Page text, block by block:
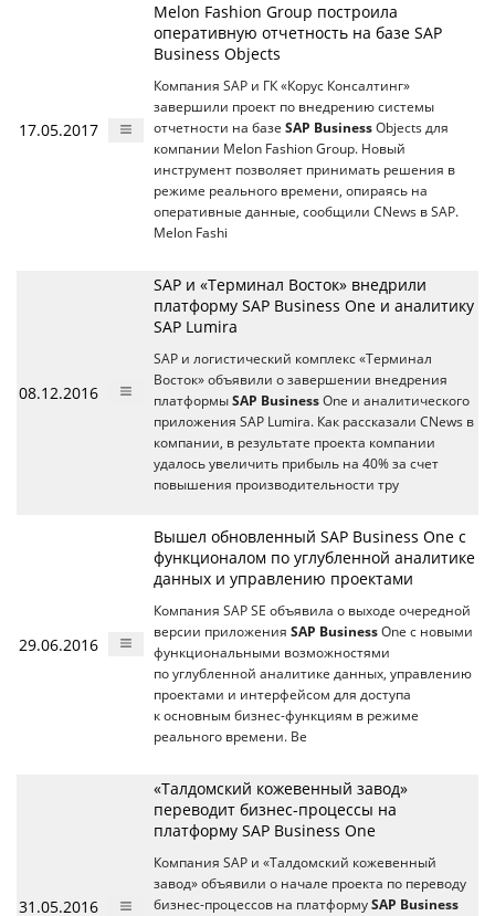
17.05.2017
Melon Fashion Group построила
оперативную отчетность на базе SAP
Business Objects
Компания SAP и ГК «Корус Консалтинг»
завершили проект по внедрению системы
отчетности на базе SAP Business Objects для
компании Melon Fashion Group. Новый
инструмент позволяет принимать решения в
режиме реального времени, опираясь на
оперативные данные, сообщили CNews в SAP.
Melon Fashi
08.12.2016
SAP и «Терминал Восток» внедрили
платформу SAP Business One и аналитику
SAP Lumira
SAP и логистический комплекс «Терминал
Восток» объявили о завершении внедрения
платформы SAP Business One и аналитического
приложения SAP Lumira. Как рассказали CNews в
компании, в результате проекта компании
удалось увеличить прибыль на 40% за счет
повышения производительности тру
29.06.2016
Вышел обновленный SAP Business One с
функционалом по углубленной аналитике
данных и управлению проектами
Компания SAP SE объявила о выходе очередной
версии приложения SAP Business One с новыми
функциональными возможностями
по углубленной аналитике данных, управлению
проектами и интерфейсом для доступа
к основным бизнес-функциям в режиме
реального времени. Ве
31.05.2016
«Талдомский кожевенный завод»
переводит бизнес-процессы на
платформу SAP Business One
Компания SAP и «Талдомский кожевенный
завод» объявили о начале проекта по переводу
бизнес-процессов на платформу SAP Business